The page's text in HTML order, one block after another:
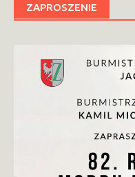
ZAPROSZENIE